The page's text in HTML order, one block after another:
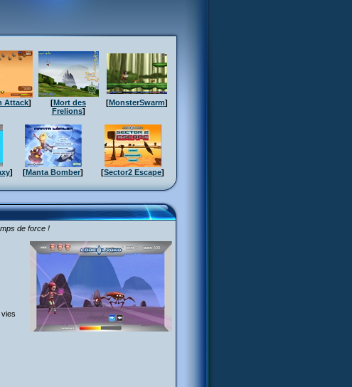
Attack] [Mort des
Frelions]
[MonsterSwarm]
] [Manta Bomber] [Sector2 Escape]
de force !